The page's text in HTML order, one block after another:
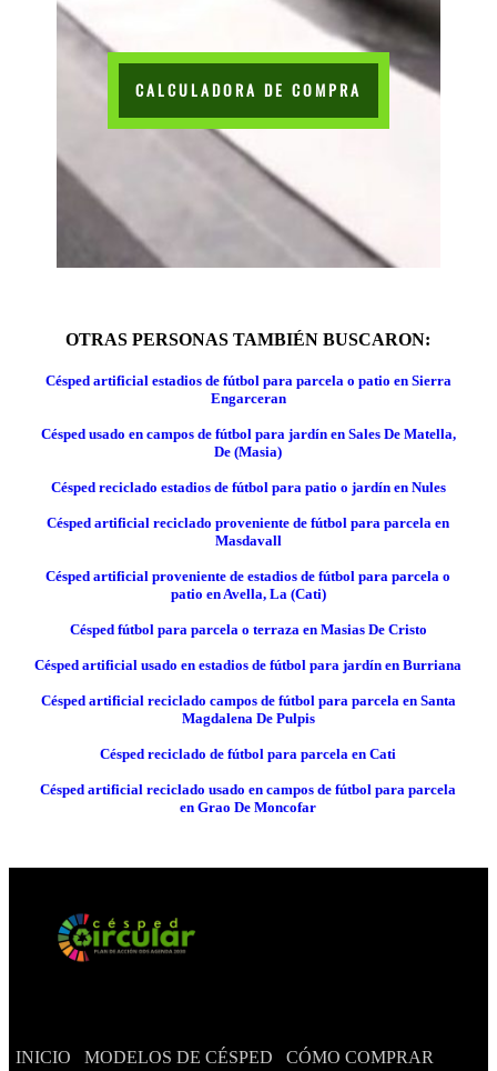
CALCULADORA DE COMPRA
OTRAS PERSONAS TAMBIÉN BUSCARON:
Césped artificial estadios de fútbol para parcela o patio en Sierra
Engarceran
Césped usado en campos de fútbol para jardín en Sales De Matella,
De (Masia)
Césped reciclado estadios de fútbol para patio o jardín en Nules
Césped artificial reciclado proveniente de fútbol para parcela en
Masdavall
Césped artificial proveniente de estadios de fútbol para parcela o
patio en Avella, La (Cati)
Césped fútbol para parcela o terraza en Masias De Cristo
Césped artificial usado en estadios de fútbol para jardín en Burriana
Césped artificial reciclado campos de fútbol para parcela en Santa
Magdalena De Pulpis
Césped reciclado de fútbol para parcela en Cati
Césped artificial reciclado usado en campos de fútbol para parcela
en Grao De Moncofar
INICIO MODELOS DE CÉSPED CÓMO COMPRAR